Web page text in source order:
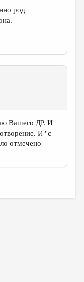
род
Вашего ДР. И
И "с
отмечено.